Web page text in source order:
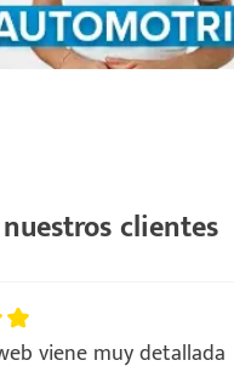
clientes
viene muy detallada